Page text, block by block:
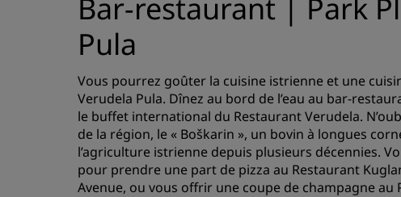
Bar-restaurant | Park
Pula
Vous pourrez goûter la cuisine istrienne et une
Verudela Pula. Dînez au bord de l’eau au bar-
le buffet international du Restaurant Verudela.
de la région, le « Boškarin », un bovin à longues
l’agriculture istrienne depuis plusieurs décennies.
pour prendre une part de pizza au Restaurant
Avenue, ou vous offrir une coupe de champagne au